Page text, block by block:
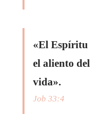
«El Espíritu
el aliento
vida».
Job 33:4